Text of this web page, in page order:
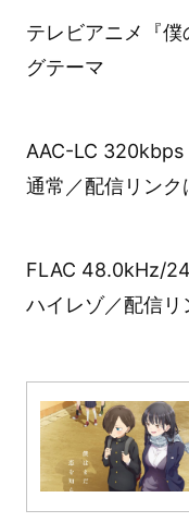
テレビアニメ『
グテーマ
AAC-LC 320kbps
通常／配信リンク
FLAC 48.0kHz/
ハイレゾ／配信リ